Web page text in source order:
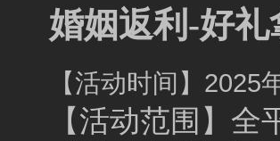
婚姻返利-好礼
【活动时间】
【活动范围】全